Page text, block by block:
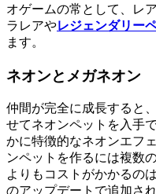
オゲームの常として、レ
ラレアやレジェンダリー
ます。
ネオンとメガネオン
仲間が完全に成長すると
せてネオンペットを入手
かに特徴的なネオンエフ
ンペットを作るには複数
よりもコストがかかるの
のアップデートで追加さ